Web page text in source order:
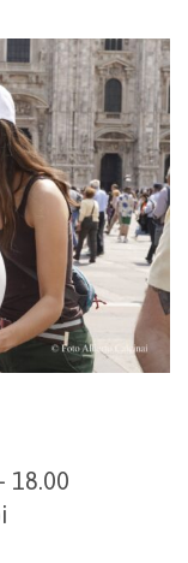
18.00